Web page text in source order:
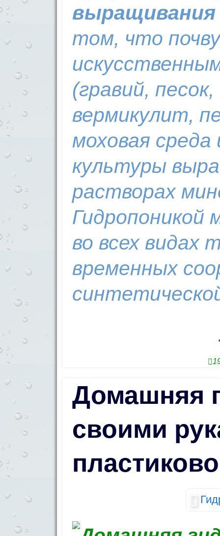
том, что
(гравий,
вермикулит,
моховая
культуры
растворах
Гидропоникой
во всех видах
временных
Домашняя
своими